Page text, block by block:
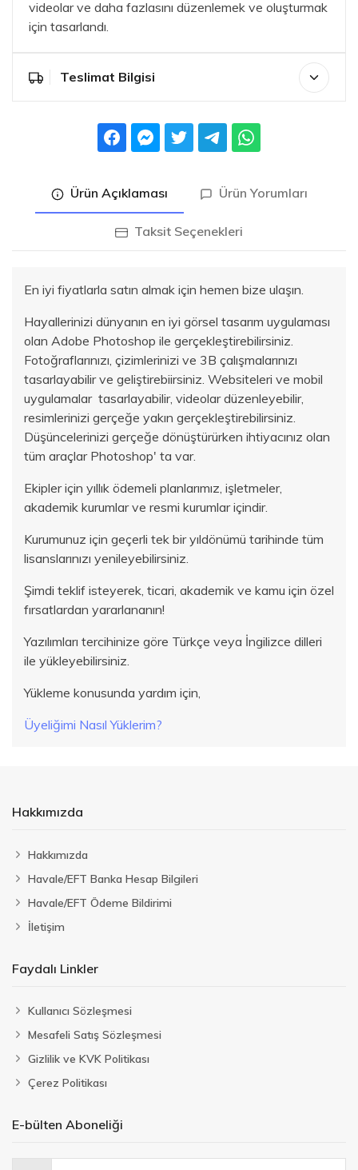
videolar ve daha fazlasını düzenlemek ve oluşturmak
için tasarlandı.
Teslimat Bilgisi
Ürün Açıklaması Ürün Yorumları
Taksit Seçenekleri
En iyi fiyatlarla satın almak için hemen bize ulaşın.
Hayallerinizi dünyanın en iyi görsel tasarım uygulaması
olan Adobe Photoshop ile gerçekleştirebilirsiniz.
Fotoğraflarınızı, çizimlerinizi ve 3B çalışmalarınızı
tasarlayabilir ve geliştirebiirsiniz. Websiteleri ve mobil
uygulamalar tasarlayabilir, videolar düzenleyebilir,
resimlerinizi gerçeğe yakın gerçekleştirebilirsiniz.
Düşüncelerinizi gerçeğe dönüştürürken ihtiyacınız olan
tüm araçlar Photoshop' ta var.
Ekipler için yıllık ödemeli planlarımız, işletmeler,
akademik kurumlar ve resmi kurumlar içindir.
Kurumunuz için geçerli tek bir yıldönümü tarihinde tüm
lisanslarınızı yenileyebilirsiniz.
Şimdi teklif isteyerek, ticari, akademik ve kamu için özel
fırsatlardan yararlananın!
Yazılımları tercihinize göre Türkçe veya İngilizce dilleri
ile yükleyebilirsiniz.
Yükleme konusunda yardım için,
Üyeliğimi Nasıl Yüklerim?
Hakkımızda
Hakkımızda
Havale/EFT Banka Hesap Bilgileri
Havale/EFT Ödeme Bildirimi
İletişim
Faydalı Linkler
Kullanıcı Sözleşmesi
Mesafeli Satış Sözleşmesi
Gizlilik ve KVK Politikası
Çerez Politikası
E-bülten Aboneliği